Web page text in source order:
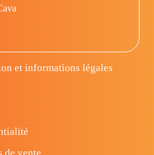
et informations légales